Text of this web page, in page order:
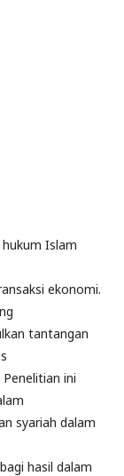
Islam
ekonomi.
tantangan
ini
syariah dalam
hasil dalam